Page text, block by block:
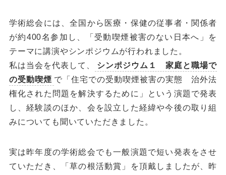
学術総会には、全国から医療・保健の従事者・関係者
が約400名参加し、「受動喫煙被害のない日本へ」を
テーマに講演やシンポジウムが行われました。
私は当会を代表して、
シンポジウム１ 家庭と職場で
の受動喫煙 で「住宅での受動喫煙被害の実態 治外法
権化された問題を解決するために」という演題で発表
し、経験談のほか、会を設立した経緯や今後の取り組
みについても聞いていただきました。
実は昨年度の学術総会でも一般演題で短い発表をさせ
ていただき、「草の根活動賞」を頂戴しましたが、昨